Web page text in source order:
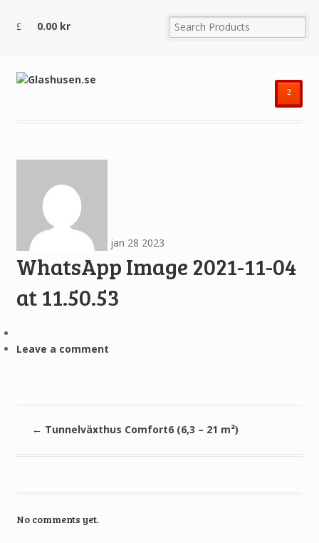
0.00 kr
²
jan 28 2023
WhatsApp Image 2021-11-04
at 11.50.53
Leave a comment
← Tunnelväxthus Comfort6 (6,3 – 21 m²)
No comments yet.